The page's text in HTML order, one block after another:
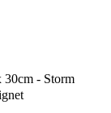
30cm - Storm